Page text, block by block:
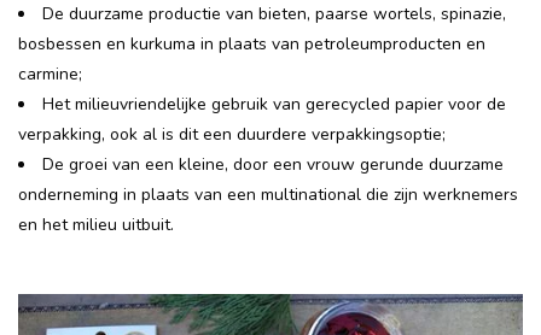
De duurzame productie van bieten, paarse wortels, spinazie,
bosbessen en kurkuma in plaats van petroleumproducten en
carmine;
Het milieuvriendelijke gebruik van gerecycled papier voor de
verpakking, ook al is dit een duurdere verpakkingsoptie;
De groei van een kleine, door een vrouw gerunde duurzame
onderneming in plaats van een multinational die zijn werknemers
en het milieu uitbuit.